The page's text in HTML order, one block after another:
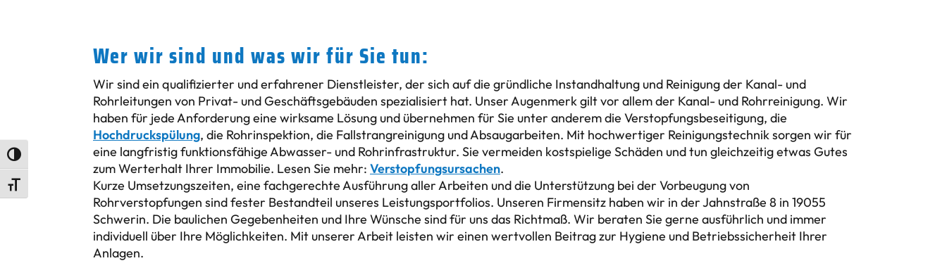
Umschalten auf hohe Kontraste
Schrift vergrößern
Wer wir sind und was wir für Sie tun:
Wir sind ein qualifizierter und erfahrener Dienstleister, der sich auf die gründliche Instandhaltung und Reinigung der Kanal- und
Rohrleitungen von Privat- und Geschäftsgebäuden spezialisiert hat. Unser Augenmerk gilt vor allem der Kanal- und Rohrreinigung. Wir
haben für jede Anforderung eine wirksame Lösung und übernehmen für Sie unter anderem die Verstopfungsbeseitigung, die
Hochdruckspülung, die Rohrinspektion, die Fallstrangreinigung und Absaugarbeiten. Mit hochwertiger Reinigungstechnik sorgen wir für
eine langfristig funktionsfähige Abwasser- und Rohrinfrastruktur. Sie vermeiden kostspielige Schäden und tun gleichzeitig etwas Gutes
zum Werterhalt Ihrer Immobilie. Lesen Sie mehr: Verstopfungsursachen.
Kurze Umsetzungszeiten, eine fachgerechte Ausführung aller Arbeiten und die Unterstützung bei der Vorbeugung von
Rohrverstopfungen sind fester Bestandteil unseres Leistungsportfolios. Unseren Firmensitz haben wir in der Jahnstraße 8 in 19055
Schwerin. Die baulichen Gegebenheiten und Ihre Wünsche sind für uns das Richtmaß. Wir beraten Sie gerne ausführlich und immer
individuell über Ihre Möglichkeiten. Mit unserer Arbeit leisten wir einen wertvollen Beitrag zur Hygiene und Betriebssicherheit Ihrer
Anlagen.